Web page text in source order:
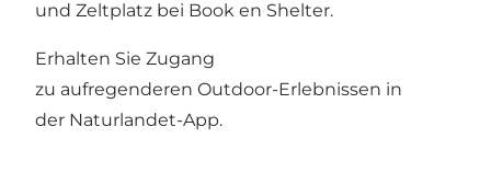
und Zeltplatz bei Book en Shelter.
Erhalten Sie Zugang
zu aufregenderen Outdoor-Erlebnissen in
der Naturlandet-App.